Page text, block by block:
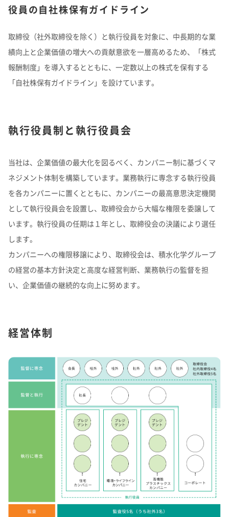
役員の自社株保有ガイドライン
取締役（社外取締役を除く）と執行役員を対象に、中長期的な業
績向上と企業価値の増大への貢献意欲を一層高めるため、「株式
報酬制度」を導入するとともに、一定数以上の株式を保有する
「自社株保有ガイドライン」を設けています。
執行役員制と執行役員会
当社は、企業価値の最大化を図るべく、カンパニー制に基づくマ
ネジメント体制を構築しています。業務執行に専念する執行役員
を各カンパニーに置くとともに、カンパニーの最高意思決定機関
として執行役員会を設置し、取締役会から大幅な権限を委譲して
います。執行役員の任期は１年とし、取締役会の決議により選任
します。
カンパニーへの権限移譲により、取締役会は、積水化学グループ
の経営の基本方針決定と高度な経営判断、業務執行の監督を担
い、企業価値の継続的な向上に努めます。
経営体制